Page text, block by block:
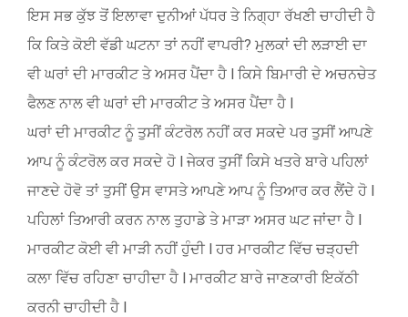
ਇਸ ਸਭ ਕੁੱਝ ਤੋਂ ਇਲਾਵਾ ਦੁਨੀਆਂ ਪੱਧਰ ਤੇ ਨਿਗ੍ਹਾ ਰੱਖਣੀ ਚਾਹੀਦੀ ਹੈ
ਕਿ ਕਿਤੇ ਕੋਈ ਵੱਡੀ ਘਟਨਾ ਤਾਂ ਨਹੀਂ ਵਾਪਰੀ? ਮੁਲਕਾਂ ਦੀ ਲੜਾਈ ਦਾ
ਵੀ ਘਰਾਂ ਦੀ ਮਾਰਕੀਟ ਤੇ ਅਸਰ ਪੈਂਦਾ ਹੈ l ਕਿਸੇ ਬਿਮਾਰੀ ਦੇ ਅਚਨਚੇਤ
ਫੈਲਣ ਨਾਲ ਵੀ ਘਰਾਂ ਦੀ ਮਾਰਕੀਟ ਤੇ ਅਸਰ ਪੈਂਦਾ ਹੈ l
ਘਰਾਂ ਦੀ ਮਾਰਕੀਟ ਨੂੰ ਤੁਸੀਂ ਕੰਟਰੋਲ ਨਹੀਂ ਕਰ ਸਕਦੇ ਪਰ ਤੁਸੀਂ ਆਪਣੇ
ਆਪ ਨੂੰ ਕੰਟਰੋਲ ਕਰ ਸਕਦੇ ਹੋ l ਜੇਕਰ ਤੁਸੀਂ ਕਿਸੇ ਖਤਰੇ ਬਾਰੇ ਪਹਿਲਾਂ
ਜਾਣਦੇ ਹੋਵੋ ਤਾਂ ਤੁਸੀਂ ਉਸ ਵਾਸਤੇ ਆਪਣੇ ਆਪ ਨੂੰ ਤਿਆਰ ਕਰ ਲੈਂਦੇ ਹੋ l
ਪਹਿਲਾਂ ਤਿਆਰੀ ਕਰਨ ਨਾਲ ਤੁਹਾਡੇ ਤੇ ਮਾੜਾ ਅਸਰ ਘਟ ਜਾਂਦਾ ਹੈ l
ਮਾਰਕੀਟ ਕੋਈ ਵੀ ਮਾੜੀ ਨਹੀਂ ਹੁੰਦੀ l ਹਰ ਮਾਰਕੀਟ ਵਿੱਚ ਚੜ੍ਹਦੀ
ਕਲਾ ਵਿੱਚ ਰਹਿਣਾ ਚਾਹੀਦਾ ਹੈ l ਮਾਰਕੀਟ ਬਾਰੇ ਜਾਣਕਾਰੀ ਇਕੱਠੀ
ਕਰਨੀ ਚਾਹੀਦੀ ਹੈ l